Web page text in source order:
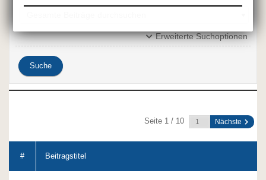
Erweiterte Suchoptionen
Seite 1 / 10 Nächste
# Beitragstitel